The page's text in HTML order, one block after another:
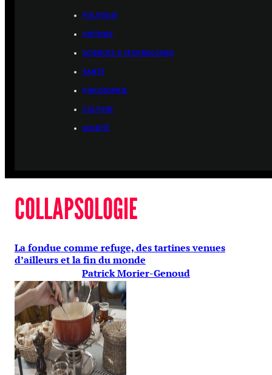
POLITIQUE
HISTOIRE
SCIENCES & TECHNOLOGIES
SANTÉ
PHILOSOPHIE
CULTURE
SOCIÉTÉ
COLLAPSOLOGIE
La fondue comme refuge, des tartines venues
d’ailleurs et la fin du monde
Patrick Morier-Genoud